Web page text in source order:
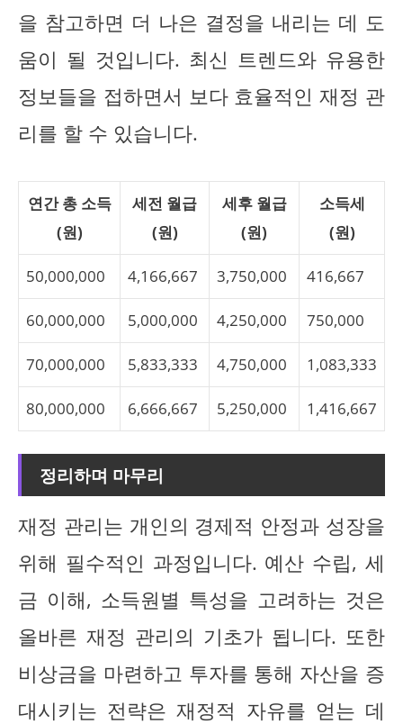
을 참고하면 더 나은 결정을 내리는 데 도
움이 될 것입니다. 최신 트렌드와 유용한
정보들을 접하면서 보다 효율적인 재정 관
리를 할 수 있습니다.
연간 총 소득
(원)
세전 월급
(원)
세후 월급
(원)
소득세
(원)
50,000,000 4,166,667 3,750,000 416,667
60,000,000 5,000,000 4,250,000 750,000
70,000,000 5,833,333 4,750,000 1,083,333
80,000,000 6,666,667 5,250,000 1,416,667
정리하며 마무리
재정 관리는 개인의 경제적 안정과 성장을
위해 필수적인 과정입니다. 예산 수립, 세
금 이해, 소득원별 특성을 고려하는 것은
올바른 재정 관리의 기초가 됩니다. 또한
비상금을 마련하고 투자를 통해 자산을 증
대시키는 전략은 재정적 자유를 얻는 데